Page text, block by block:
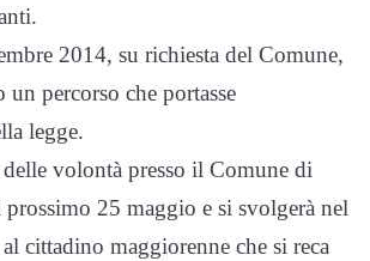
2014, su richiesta del Comune,
un percorso che portasse
legge.
volontà presso il Comune di
25 maggio e si svolgerà nel
cittadino maggiorenne che si reca